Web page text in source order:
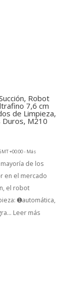
Robot
7,6 cm
de Limpieza,
Duros, M210
+00:00 - Más
mayoría de los
en el mercado
el robot
➊automática,
Leer más